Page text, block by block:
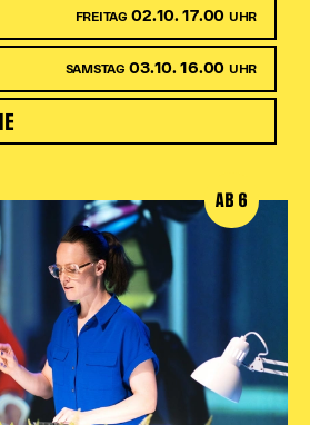
FREITAG 02.10. 17.00 UHR
SAMSTAG 03.10. 16.00 UHR
AB 6